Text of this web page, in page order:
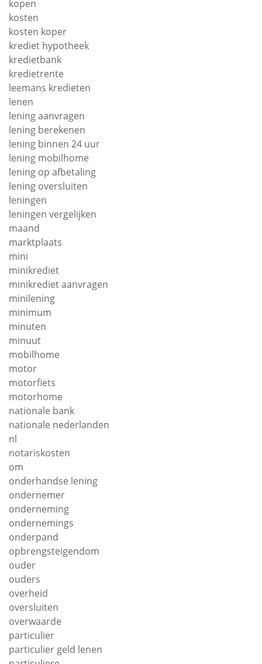
kopen
kosten
kosten koper
krediet hypotheek
kredietbank
kredietrente
leemans kredieten
lenen
lening aanvragen
lening berekenen
lening binnen 24 uur
lening mobilhome
lening op afbetaling
lening oversluiten
leningen
leningen vergelijken
maand
marktplaats
mini
minikrediet
minikrediet aanvragen
minilening
minimum
minuten
minuut
mobilhome
motor
motorfiets
motorhome
nationale bank
nationale nederlanden
nl
notariskosten
om
onderhandse lening
ondernemer
onderneming
ondernemings
onderpand
opbrengsteigendom
ouder
ouders
overheid
oversluiten
overwaarde
particulier
particulier geld lenen